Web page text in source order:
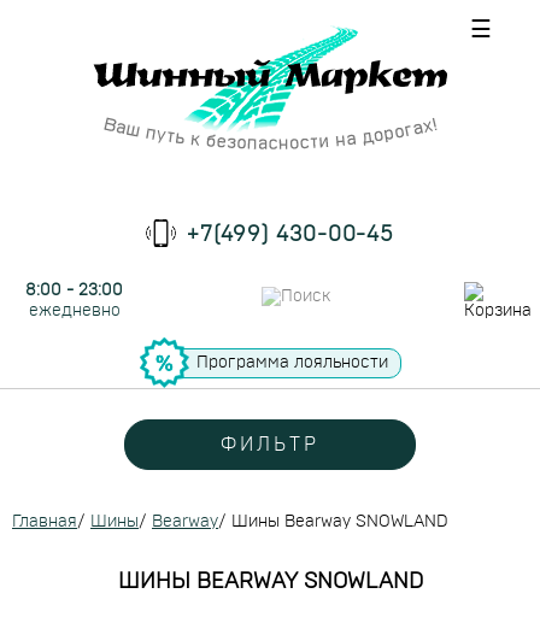
☰
+7(499) 430-00-45
8:00 - 23:00
ежедневно
Программа лояльности
ФИЛЬТР
Главная/ Шины/ Bearway/ Шины Bearway SNOWLAND
ШИНЫ BEARWAY SNOWLAND